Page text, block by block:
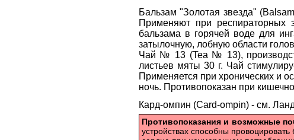
Бальзам "Золотая звезда"
Применяют при респираторных
бальзама в горячей воде для
затылочную, лобную области
Чай № 13 (Tea № 13),
листьев мяты 30 г. Чай
Применяется при хронических и
ночь. Противопоказан при
Кард-омпин (Card-ompin) - см.
Противопоказания и возможные
устройствах способны